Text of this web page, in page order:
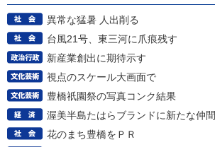
異常な猛暑 人出削る
台風21号、東三河に爪痕残す
新産業創出に期待示す
視点のスケール大画面で
豊橋祇園祭の写真コンク結果
渥美半島たはらブランドに新たな仲間
花のまち豊橋をＰＲ